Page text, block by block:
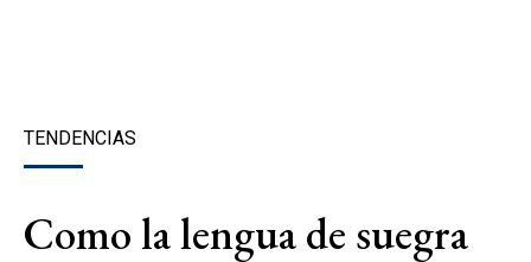
TENDENCIAS
Como la lengua de suegra